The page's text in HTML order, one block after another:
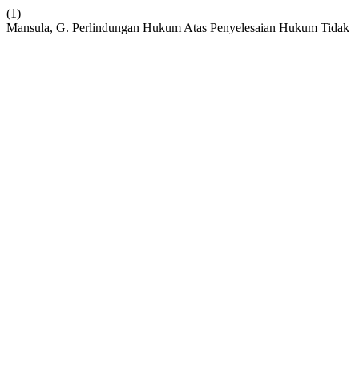
(1)
Mansula, G. Perlindungan Hukum Atas Penyelesaian Hukum